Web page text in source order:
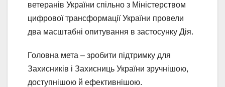
ветеранів України спільно з Міністерством
цифрової трансформації України провели
два масштабні опитування в застосунку Дія.
Головна мета – зробити підтримку для
Захисників і Захисниць України зручнішою,
доступнішою й ефективнішою.